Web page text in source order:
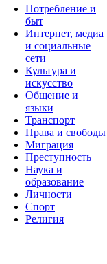
Потребление и
быт
Интернет, медиа
и социальные
сети
Культура и
искусство
Общение и
языки
Транспорт
Права и свободы
Миграция
Преступность
Наука и
образование
Личности
Спорт
Религия